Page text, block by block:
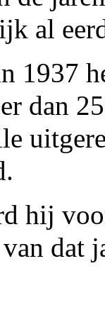
al
1937
dan
hij
dat